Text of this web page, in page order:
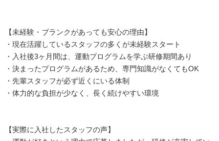
【未経験・ブランクがあっても安心の理由】
・現在活躍しているスタッフの多くが未経験スタート
・入社後3ヶ月間は、運動プログラムを学ぶ研修期間あり
・決まったプログラムがあるため、専門知識がなくてもOK
・先輩スタッフが必ず近くにいる体制
・体力的な負担が少なく、長く続けやすい環境
【実際に入社したスタッフの声】